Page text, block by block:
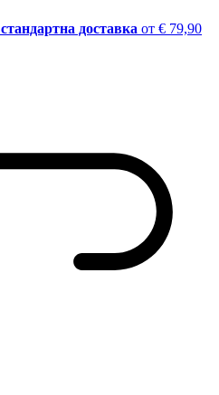
доставка от € 79,90